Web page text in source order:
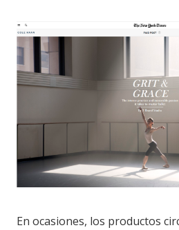
En ocasiones, los productos